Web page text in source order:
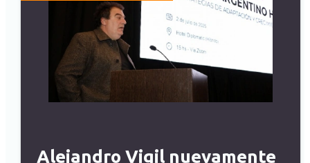
Alejandro Vigil nuevamente